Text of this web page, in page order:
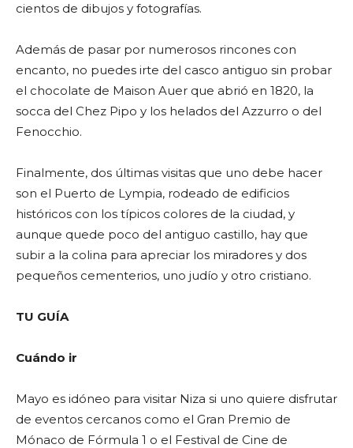
cientos de dibujos y fotografías.
Además de pasar por numerosos rincones con
encanto, no puedes irte del casco antiguo sin probar
el chocolate de Maison Auer que abrió en 1820, la
socca del Chez Pipo y los helados del Azzurro o del
Fenocchio.
Finalmente, dos últimas visitas que uno debe hacer
son el Puerto de Lympia, rodeado de edificios
históricos con los típicos colores de la ciudad, y
aunque quede poco del antiguo castillo, hay que
subir a la colina para apreciar los miradores y dos
pequeños cementerios, uno judío y otro cristiano.
TU GUÍA
Cuándo ir
Mayo es idóneo para visitar Niza si uno quiere disfrutar
de eventos cercanos como el Gran Premio de
Mónaco de Fórmula 1 o el Festival de Cine de